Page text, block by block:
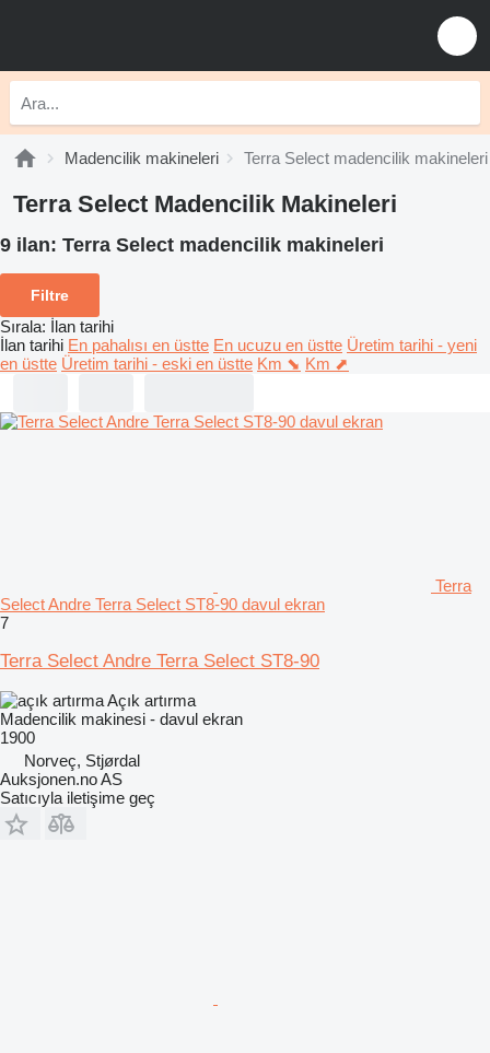
Madencilik makineleri Terra Select madencilik makineleri
Terra Select Madencilik Makineleri
9 ilan: Terra Select madencilik makineleri
Filtre
Sırala: İlan tarihi
İlan tarihi En pahalısı en üstte En ucuzu en üstte Üretim tarihi - yeni
en üstte Üretim tarihi - eski en üstte Km ⬊ Km ⬈
Terra
Select Andre Terra Select ST8-90 davul ekran
7
Terra Select Andre Terra Select ST8-90
Açık artırma
Madencilik makinesi - davul ekran
1900
Norveç, Stjørdal
Auksjonen.no AS
Satıcıyla iletişime geç